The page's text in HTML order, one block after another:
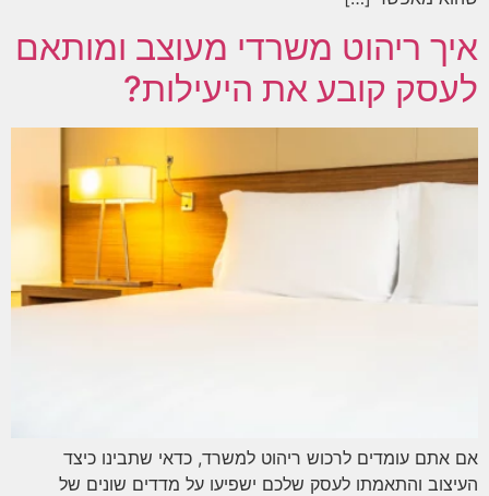
איך ריהוט משרדי מעוצב ומותאם
לעסק קובע את היעילות?
אם אתם עומדים לרכוש ריהוט למשרד, כדאי שתבינו כיצד
העיצוב והתאמתו לעסק שלכם ישפיעו על מדדים שונים של